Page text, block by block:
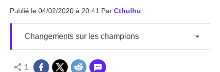
Publié le 04/02/2020 à 20:41 Par Cthulhu
Changements sur les champions
1